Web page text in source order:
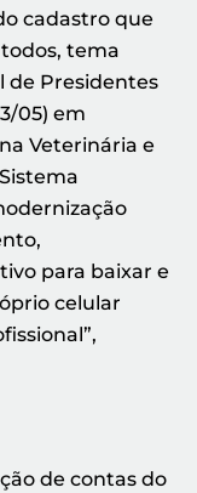
cadastro que
tema
de Presidentes
05) em
Veterinária e
para baixar e
celular
de contas do